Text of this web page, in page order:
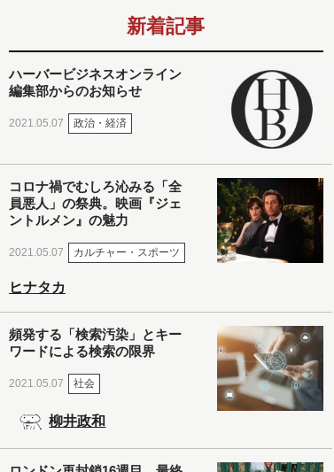
新着記事
ハーバービジネスオンライン
編集部からのお知らせ
2021.05.07 政治・経済
コロナ禍でむしろ沁みる「全
員悪人」の祭典。映画『ジェ
ントルメン』の魅力
2021.05.07 カルチャー・スポーツ
ヒナタカ
頻発する「検索汚染」とキー
ワードによる検索の限界
2021.05.07 社会
柳井政和